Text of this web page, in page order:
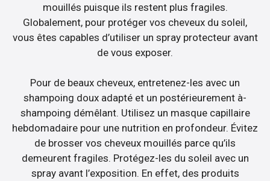
mouillés puisque ils restent plus fragiles.
Globalement, pour protéger vos cheveux du soleil,
vous êtes capables d’utiliser un spray protecteur avant
de vous exposer.
Pour de beaux cheveux, entretenez-les avec un
shampoing doux adapté et un postérieurement à-
shampoing démêlant. Utilisez un masque capillaire
hebdomadaire pour une nutrition en profondeur. Évitez
de brosser vos cheveux mouillés parce qu’ils
demeurent fragiles. Protégez-les du soleil avec un
spray avant l’exposition. En effet, des produits